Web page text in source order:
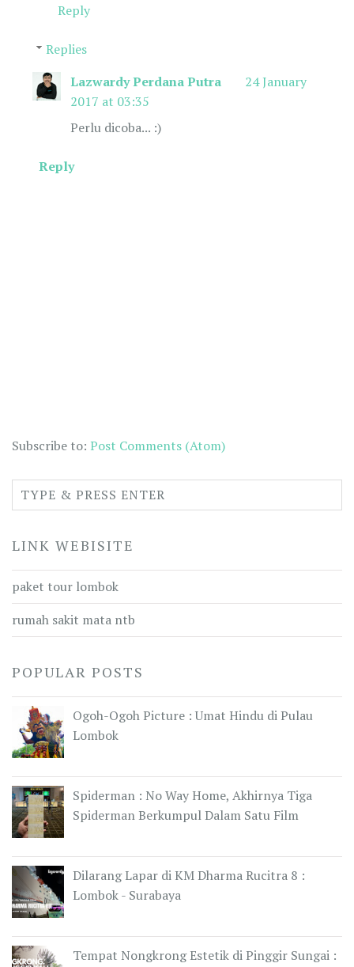
Reply
Replies
Lazwardy Perdana Putra
24 January
2017 at 03:35
Perlu dicoba... :)
Reply
Subscribe to: Post Comments (Atom)
LINK WEBISITE
paket tour lombok
rumah sakit mata ntb
POPULAR POSTS
Ogoh-Ogoh Picture : Umat Hindu di Pulau
Lombok
Spiderman : No Way Home, Akhirnya Tiga
Spiderman Berkumpul Dalam Satu Film
Dilarang Lapar di KM Dharma Rucitra 8 :
Lombok - Surabaya
Tempat Nongkrong Estetik di Pinggir Sungai :